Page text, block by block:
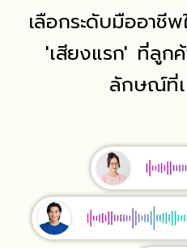
เลือกระดับมืออา
'เสียงแรก' ที่ลูก
ลักษณ์ที่